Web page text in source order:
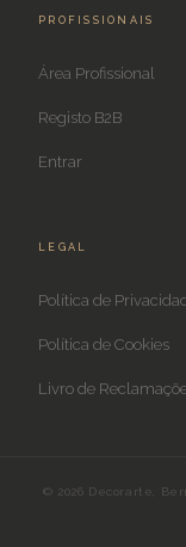
PROFISSIONAIS
Área Profissional
Registo B2B
Entrar
LEGAL
Política de
Política de Cookies
Livro de
© 2026 Decorarte,